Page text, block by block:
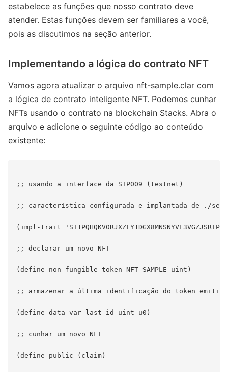
estabelece as funções que nosso contrato deve
atender. Estas funções devem ser familiares a você,
pois as discutimos na seção anterior.
Implementando a lógica do contrato NFT
Vamos agora atualizar o arquivo nft-sample.clar com
a lógica de contrato inteligente NFT. Podemos cunhar
NFTs usando o contrato na blockchain Stacks. Abra o
arquivo e adicione o seguinte código ao conteúdo
existente:
;; usando a interface da SIP009 (testnet)
;; característica configurada e implantada de ./
(impl-trait
;; declarar um novo NFT
(define-non-fungible-token NFT-SAMPLE uint)
;; armazenar a última identificação do token emitido
(define-data-var last-id uint u0)
;; cunhar um novo NFT
(define-public (claim)